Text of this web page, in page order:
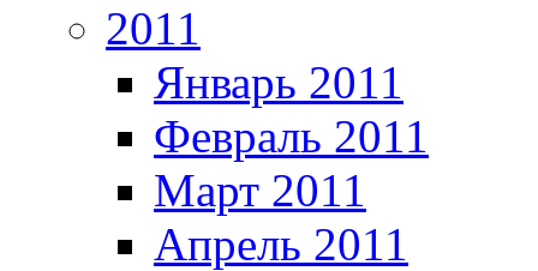
2011
Январь 2011
Февраль 2011
Март 2011
Апрель 2011